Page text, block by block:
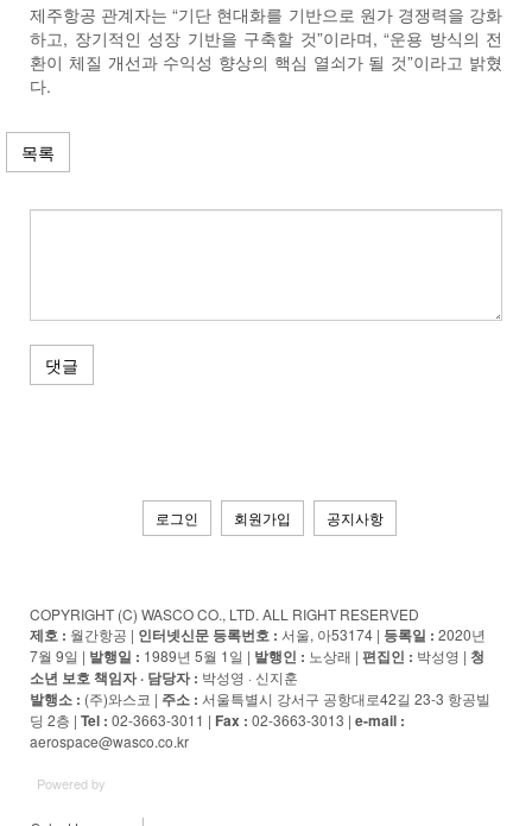
제주항공 관계자는 “기단 현대화를 기반으로 원가 경쟁력을 강화
하고, 장기적인 성장 기반을 구축할 것”이라며, “운용 방식의 전
환이 체질 개선과 수익성 향상의 핵심 열쇠가 될 것”이라고 밝혔
다.
목록
댓글
로그인 회원가입 공지사항
COPYRIGHT (C) WASCO CO., LTD. ALL RIGHT RESERVED
제호 : 월간항공 | 인터넷신문 등록번호 : 서울, 아53174 | 등록일 : 2020년
7월 9일 | 발행일 : 1989년 5월 1일 | 발행인 : 노상래 | 편집인 : 박성영 | 청
소년 보호 책임자 · 담당자: 박성영 · 신지훈
발행소 : (주)와스코 | 주소 : 서울특별시 강서구 공항대로42길 23-3 항공빌
딩 2층 | Tel : 02-3663-3011 | Fax : 02-3663-3013 | e-mail :
aerospace@wasco.co.kr
Powered by